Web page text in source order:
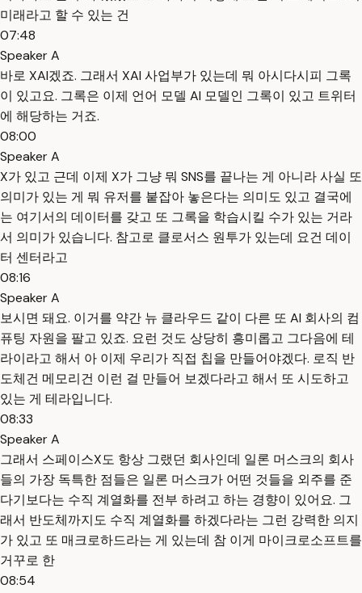
미래라고 할 수 있는 건
07:48
Speaker A
바로 XAI겠죠. 그래서 XAI 사업부가 있는데 뭐 아시다시피 그록
이 있고요. 그록은 이제 언어 모델 AI 모델인 그록이 있고 트위터
에 해당하는 거죠.
08:00
Speaker A
X가 있고 근데 이제 X가 그냥 뭐 SNS를 끝나는 게 아니라 사실 또
의미가 있는 게 뭐 유저를 붙잡아 놓은다는 의미도 있고 결국에
는 여기서의 데이터를 갖고 또 그록을 학습시킬 수가 있는 거라
서 의미가 있습니다. 참고로 클로서스 원투가 있는데 요건 데이
터 센터라고
08:16
Speaker A
보시면 돼요. 이거를 약간 뉴 클라우드 같이 다른 또 AI 회사의 컴
퓨팅 자원을 팔고 있죠. 요런 것도 상당히 흥미롭고 그다음에 테
라이라고 해서 아 이제 우리가 직접 칩을 만들어야겠다. 로직 반
도체건 메모리건 이런 걸 만들어 보겠다라고 해서 또 시도하고
있는 게 테라입니다.
08:33
Speaker A
그래서 스페이스X도 항상 그랬던 회사인데 일론 머스크의 회사
들의 가장 독특한 점들은 일론 머스크가 어떤 것들을 외주를 준
다기보다는 수직 계열화를 전부 하려고 하는 경향이 있어요. 그
래서 반도체까지도 수직 계열화를 하겠다라는 그런 강력한 의지
가 있고 또 매크로하드라는 게 있는데 참 이게 마이크로소프트를
거꾸로 한
08:54